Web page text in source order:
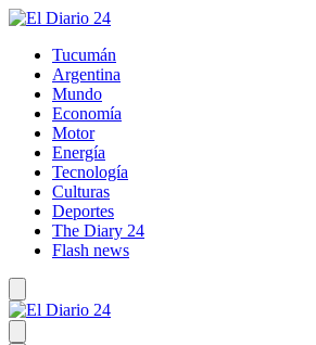
Tucumán
Argentina
Mundo
Economía
Motor
Energía
Tecnología
Culturas
Deportes
The Diary 24
Flash news